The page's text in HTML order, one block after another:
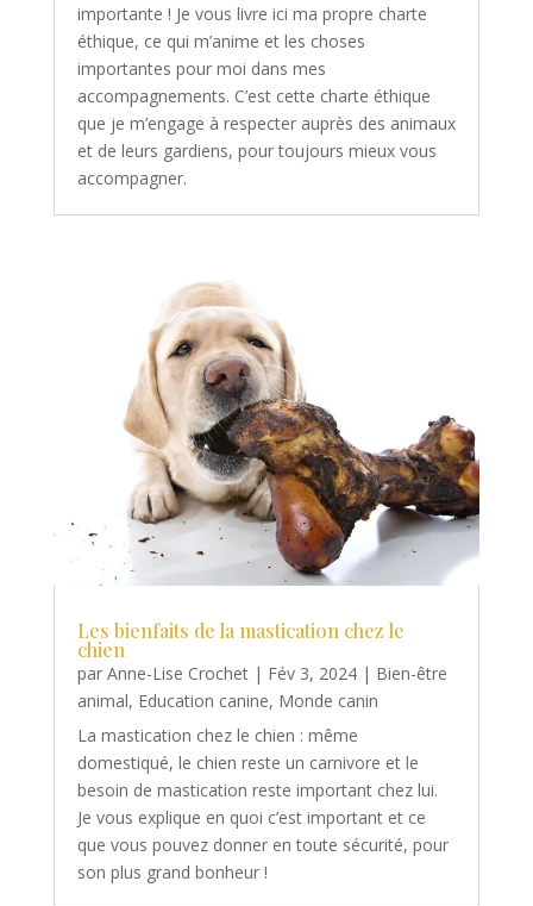
importante ! Je vous livre ici ma propre charte
éthique, ce qui m’anime et les choses
importantes pour moi dans mes
accompagnements. C’est cette charte éthique
que je m’engage à respecter auprès des animaux
et de leurs gardiens, pour toujours mieux vous
accompagner.
Les bienfaits de la mastication chez le
chien
par Anne-Lise Crochet| Fév 3, 2024| Bien-être
animal, Education canine, Monde canin
La mastication chez le chien : même
domestiqué, le chien reste un carnivore et le
besoin de mastication reste important chez lui.
Je vous explique en quoi c’est important et ce
que vous pouvez donner en toute sécurité, pour
son plus grand bonheur !